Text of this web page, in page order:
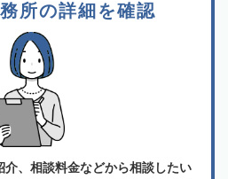
所の詳細を確認
介、相談料金などから相談したい